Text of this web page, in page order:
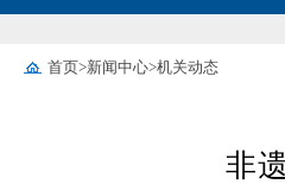
首页>新闻中心>机关动态
非